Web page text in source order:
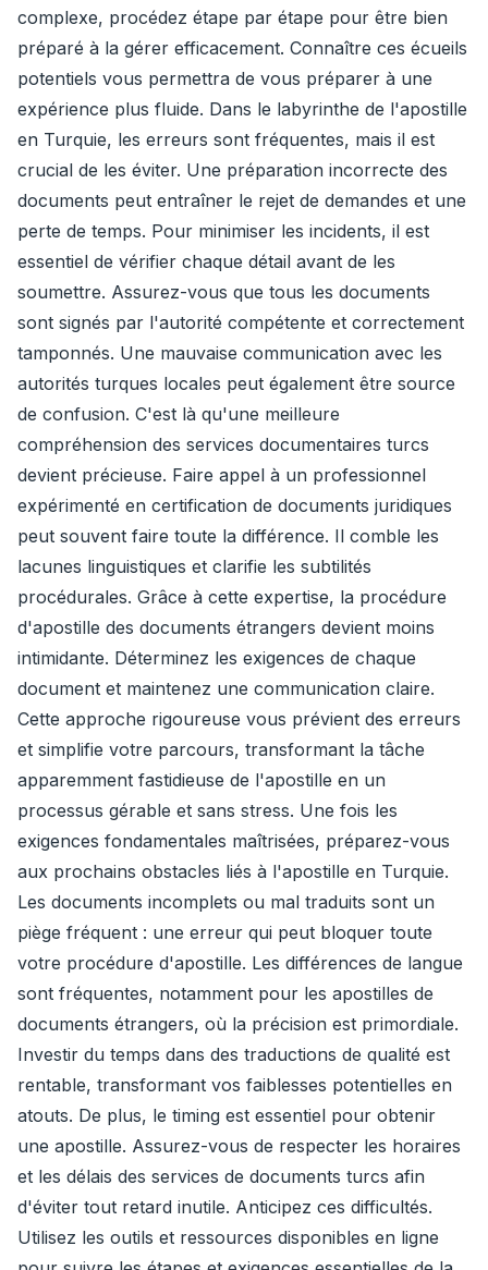
complexe, procédez étape par étape pour être bien
préparé à la gérer efficacement. Connaître ces écueils
potentiels vous permettra de vous préparer à une
expérience plus fluide. Dans le labyrinthe de l'apostille
en Turquie, les erreurs sont fréquentes, mais il est
crucial de les éviter. Une préparation incorrecte des
documents peut entraîner le rejet de demandes et une
perte de temps. Pour minimiser les incidents, il est
essentiel de vérifier chaque détail avant de les
soumettre. Assurez-vous que tous les documents
sont signés par l'autorité compétente et correctement
tamponnés. Une mauvaise communication avec les
autorités turques locales peut également être source
de confusion. C'est là qu'une meilleure
compréhension des services documentaires turcs
devient précieuse. Faire appel à un professionnel
expérimenté en certification de documents juridiques
peut souvent faire toute la différence. Il comble les
lacunes linguistiques et clarifie les subtilités
procédurales. Grâce à cette expertise, la procédure
d'apostille des documents étrangers devient moins
intimidante. Déterminez les exigences de chaque
document et maintenez une communication claire.
Cette approche rigoureuse vous prévient des erreurs
et simplifie votre parcours, transformant la tâche
apparemment fastidieuse de l'apostille en un
processus gérable et sans stress. Une fois les
exigences fondamentales maîtrisées, préparez-vous
aux prochains obstacles liés à l'apostille en Turquie.
Les documents incomplets ou mal traduits sont un
piège fréquent : une erreur qui peut bloquer toute
votre procédure d'apostille. Les différences de langue
sont fréquentes, notamment pour les apostilles de
documents étrangers, où la précision est primordiale.
Investir du temps dans des traductions de qualité est
rentable, transformant vos faiblesses potentielles en
atouts. De plus, le timing est essentiel pour obtenir
une apostille. Assurez-vous de respecter les horaires
et les délais des services de documents turcs afin
d'éviter tout retard inutile. Anticipez ces difficultés.
Utilisez les outils et ressources disponibles en ligne